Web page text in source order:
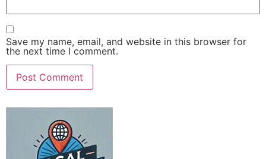
Save my name, email, and website in this browser for
the next time I comment.